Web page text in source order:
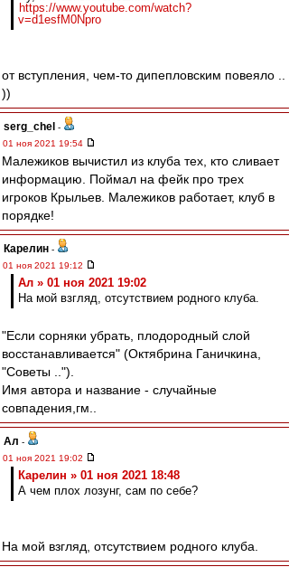
https://www.youtube.com/watch?
v=d1esfM0Npro
от вступления, чем-то дипепловским повеяло ..
))
serg_chel -
01 ноя 2021 19:54
Малежиков вычистил из клуба тех, кто сливает
информацию. Поймал на фейк про трех
игроков Крыльев. Малежиков работает, клуб в
порядке!
Карелин -
01 ноя 2021 19:12
Ал » 01 ноя 2021 19:02
На мой взгляд, отсутствием родного клуба.
"Если сорняки убрать, плодородный слой
восстанавливается" (Октябрина Ганичкина,
"Советы ..").
Имя автора и название - случайные
совпадения,гм..
Ал -
01 ноя 2021 19:02
Карелин » 01 ноя 2021 18:48
А чем плох лозунг, сам по себе?
На мой взгляд, отсутствием родного клуба.